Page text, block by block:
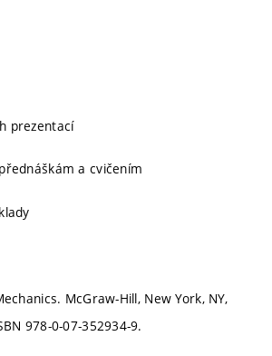
prezentací
a cvičením
McGraw-Hill, New York, NY,
978-0-07-352934-9.